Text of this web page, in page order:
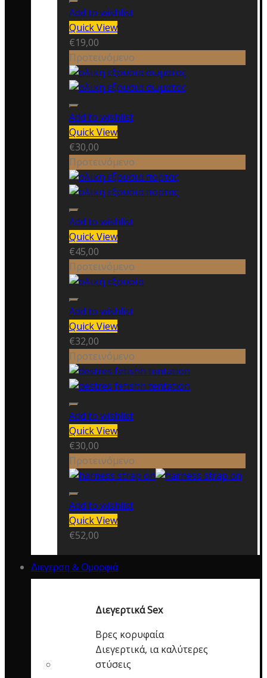
Add to wishlist
Quick View
€19,00
Προτεινόμενο
Add to wishlist
Quick View
€30,00
Προτεινόμενο
Add to wishlist
Quick View
€45,00
Προτεινόμενο
Add to wishlist
Quick View
€32,00
Προτεινόμενο
Add to wishlist
Quick View
€30,00
Προτεινόμενο
Add to wishlist
Quick View
€52,00
Διεγερση & Ομορφιά
Διεγερτικά Sex
Βρες κορυφαία
Διεγερτικά, ια καλύτερες
στύσεις